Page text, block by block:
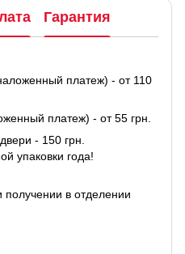
Гарантия
платеж) - от 110
платеж) - от 55 грн.
- 150 грн.
упаковки года!
в отделении